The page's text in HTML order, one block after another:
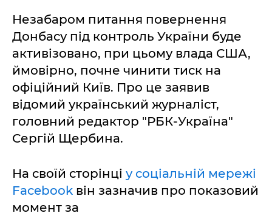
Незабаром питання повернення
Донбасу під контроль України буде
активізовано, при цьому влада США,
ймовірно, почне чинити тиск на
офіційний Київ. Про це заявив
відомий український журналіст,
головний редактор "РБК-Україна"
Сергій Щербина.
На своїй сторінці у соціальній мережі
Facebook він зазначив про показовий
момент за